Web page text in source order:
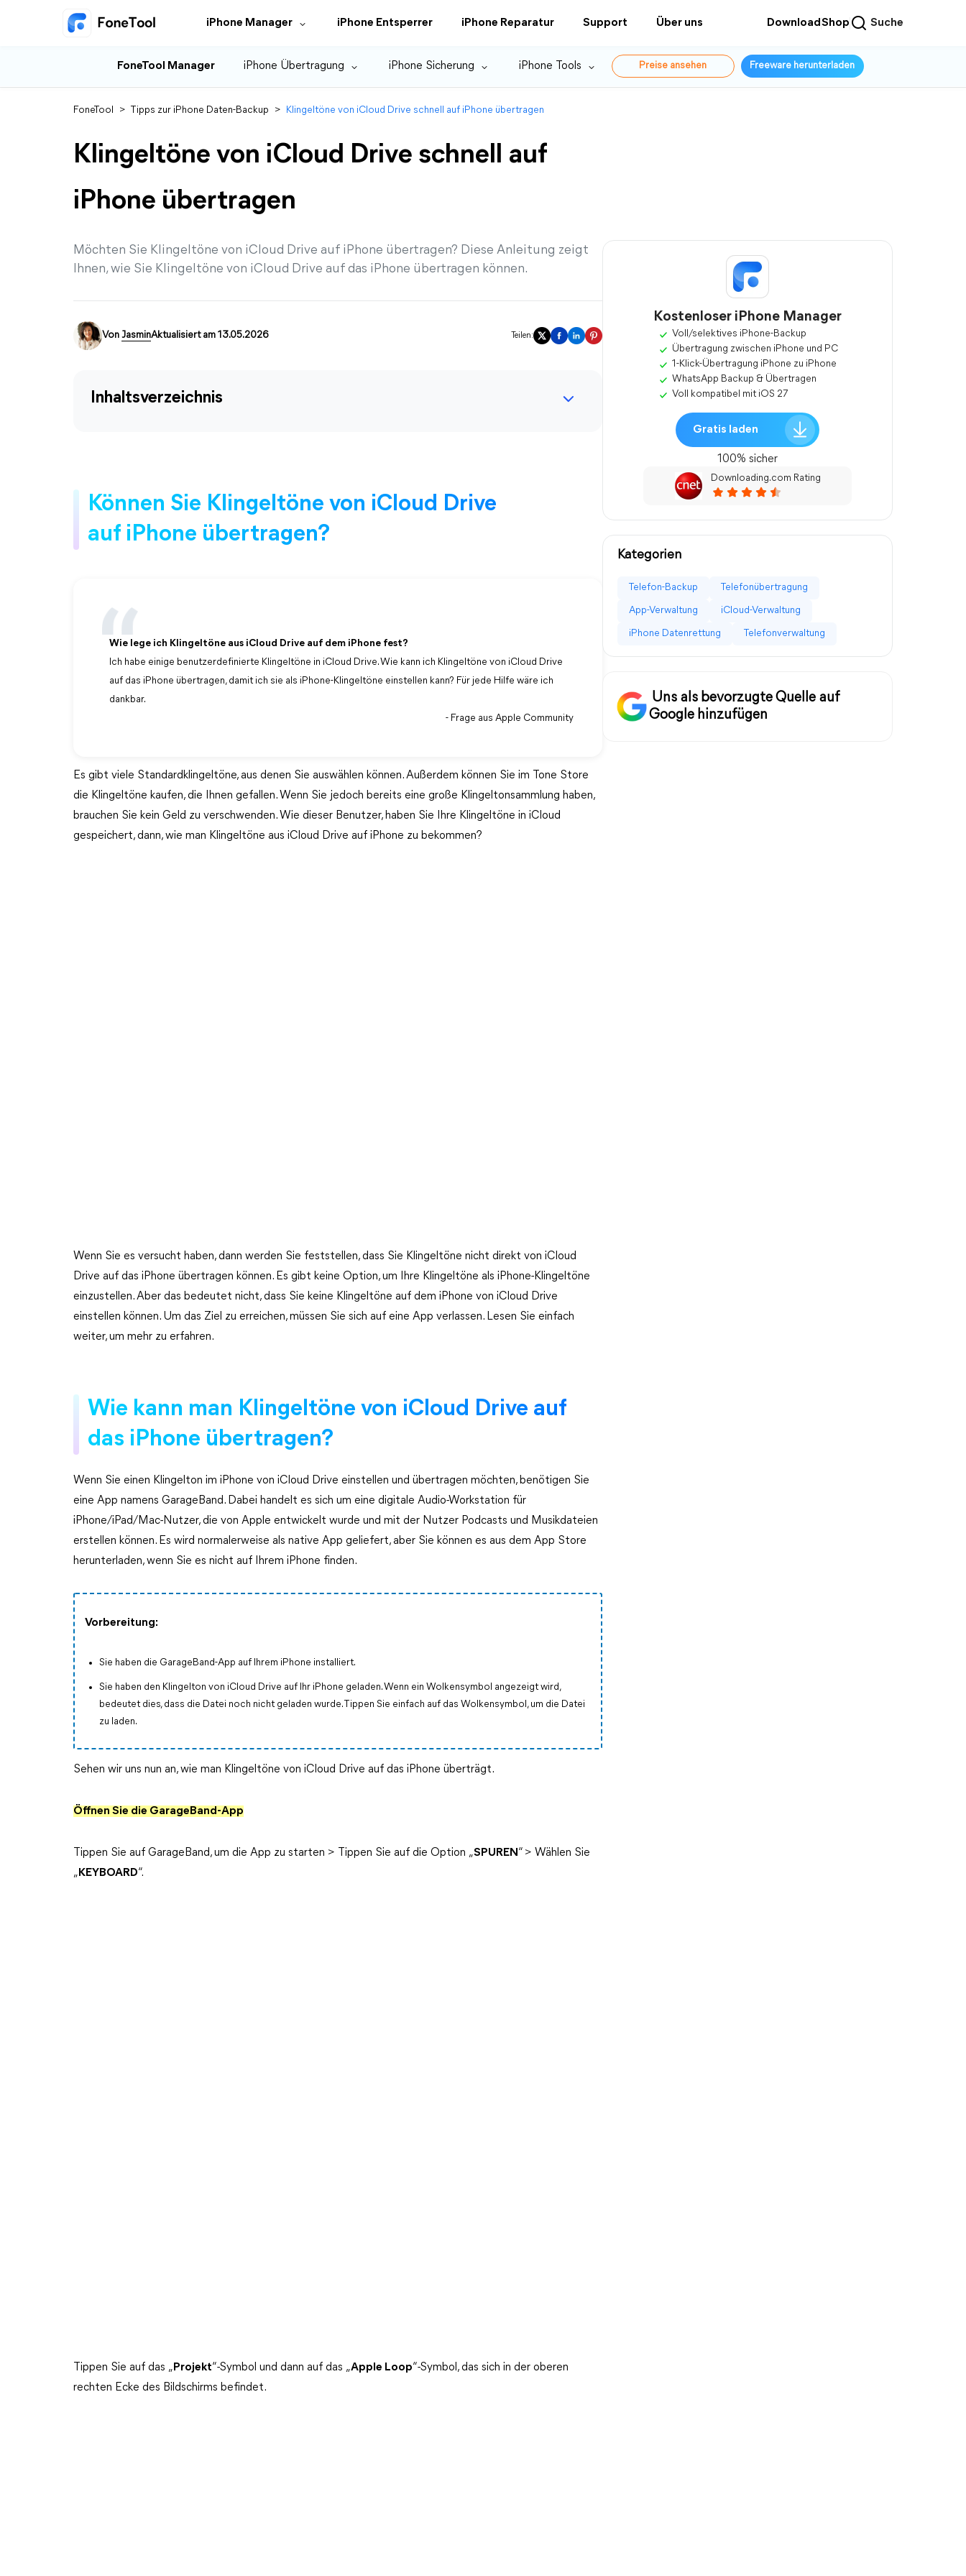
iPhone Manager iPhone Entsperrer iPhone Reparatur Support Über uns DownloadShop Suche
FoneTool Manager iPhone Übertragung iPhone Sicherung iPhone Tools Preise ansehen Freeware herunterladen
FoneTool > Tipps zur iPhone Daten-Backup > Klingeltöne von iCloud Drive schnell auf iPhone übertragen
Klingeltöne von iCloud Drive schnell auf
iPhone übertragen
Möchten Sie Klingeltöne von iCloud Drive auf iPhone übertragen? Diese Anleitung zeigt
Ihnen, wie Sie Klingeltöne von iCloud Drive auf das iPhone übertragen können.
Von JasminAktualisiert am 13.05.2026 Teilen:
Inhaltsverzeichnis
Können Sie Klingeltöne von iCloud Drive
auf iPhone übertragen?
Wie lege ich Klingeltöne aus iCloud Drive auf dem iPhone fest?
Ich habe einige benutzerdefinierte Klingeltöne in iCloud Drive. Wie kann ich Klingeltöne von iCloud Drive
auf das iPhone übertragen, damit ich sie als iPhone-Klingeltöne einstellen kann? Für jede Hilfe wäre ich
dankbar.
- Frage aus Apple Community
Es gibt viele Standardklingeltöne, aus denen Sie auswählen können. Außerdem können Sie im Tone Store
die Klingeltöne kaufen, die Ihnen gefallen. Wenn Sie jedoch bereits eine große Klingeltonsammlung haben,
brauchen Sie kein Geld zu verschwenden. Wie dieser Benutzer, haben Sie Ihre Klingeltöne in iCloud
gespeichert, dann, wie man Klingeltöne aus iCloud Drive auf iPhone zu bekommen?
Wenn Sie es versucht haben, dann werden Sie feststellen, dass Sie Klingeltöne nicht direkt von iCloud
Drive auf das iPhone übertragen können. Es gibt keine Option, um Ihre Klingeltöne als iPhone-Klingeltöne
einzustellen. Aber das bedeutet nicht, dass Sie keine Klingeltöne auf dem iPhone von iCloud Drive
einstellen können. Um das Ziel zu erreichen, müssen Sie sich auf eine App verlassen. Lesen Sie einfach
weiter, um mehr zu erfahren.
Wie kann man Klingeltöne von iCloud Drive auf
das iPhone übertragen?
Wenn Sie einen Klingelton im iPhone von iCloud Drive einstellen und übertragen möchten, benötigen Sie
eine App namens GarageBand. Dabei handelt es sich um eine digitale Audio-Workstation für
iPhone/iPad/Mac-Nutzer, die von Apple entwickelt wurde und mit der Nutzer Podcasts und Musikdateien
erstellen können. Es wird normalerweise als native App geliefert, aber Sie können es aus dem App Store
herunterladen, wenn Sie es nicht auf Ihrem iPhone finden.
Vorbereitung:
Sie haben die GarageBand-App auf Ihrem iPhone installiert.
Sie haben den Klingelton von iCloud Drive auf Ihr iPhone geladen. Wenn ein Wolkensymbol angezeigt wird,
bedeutet dies, dass die Datei noch nicht geladen wurde. Tippen Sie einfach auf das Wolkensymbol, um die Datei
zu laden.
Sehen wir uns nun an, wie man Klingeltöne von iCloud Drive auf das iPhone überträgt.
Öffnen Sie die GarageBand-App
Tippen Sie auf GarageBand, um die App zu starten > Tippen Sie auf die Option „SPUREN “ > Wählen Sie
„ KEYBOARD“.
Tippen Sie auf das „ Projekt“-Symbol und dann auf das „Apple Loop“-Symbol, das sich in der oberen
rechten Ecke des Bildschirms befindet.
Kostenloser iPhone Manager
Voll/selektives iPhone-Backup
Übertragung zwischen iPhone und PC
1-Klick-Übertragung iPhone zu iPhone
WhatsApp Backup & Übertragen
Voll kompatibel mit iOS 27
Gratis laden
100% sicher
Downloading.com Rating
Kategorien
Telefon-Backup Telefonübertragung
App-Verwaltung iCloud-Verwaltung
iPhone Datenrettung Telefonverwaltung
Uns als bevorzugte Quelle auf
Google hinzufügen